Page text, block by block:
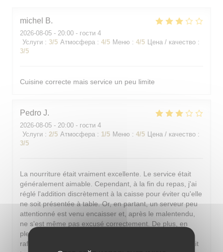
michel B
2026-08-05 - 20:00 - гости 4
Услуги : 3/5 Атмосфера : 4/5 Меню : 4/5 Цена / качество :
3/5
Cuisine correcte mais service un peu limite
Pedro J
2026-08-05 - 20:00 - гости 4
Услуги : 2/5 Атмосфера : 1/5 Меню : 4/5 Цена / качество :
3/5
La nourriture était vraiment excellente. Le service était
généralement aimable. Cependant, à la fin du repas, j'ai
réglé l'addition discrètement à la caisse pour éviter qu'elle
ne soit présentée à table. Or, en partant, un serveur peu
attentionné est venu encaisser et, après le malentendu,
ne s'est même pas excusé correctement. De plus, en
plein été parisien, il est indispensable de pouvoir se
rafraîchir ; si la climatisation n'est pas possible, il faudrait